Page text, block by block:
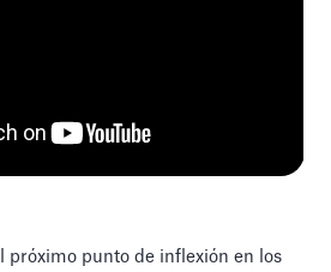
próximo punto de inflexión en los